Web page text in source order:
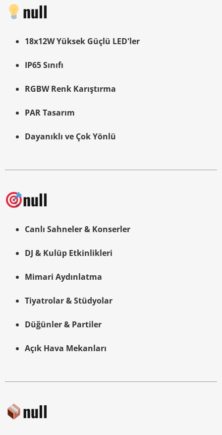
null
18x12W Yüksek Güçlü LED'ler
IP65 Sınıfı
RGBW Renk Karıştırma
PAR Tasarım
Dayanıklı ve Çok Yönlü
null
Canlı Sahneler & Konserler
DJ & Kulüp Etkinlikleri
Mimari Aydınlatma
Tiyatrolar & Stüdyolar
Düğünler & Partiler
Açık Hava Mekanları
null